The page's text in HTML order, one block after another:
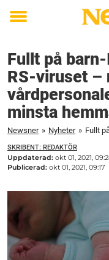
Toggle
Fullt på
RS-viruset –
minsta
Newsner » Nyheter »
SKRIBENT: REDAKTÖR
Uppdaterad: okt 01, 2021,
Publicerad: okt 01, 2021, 09:17